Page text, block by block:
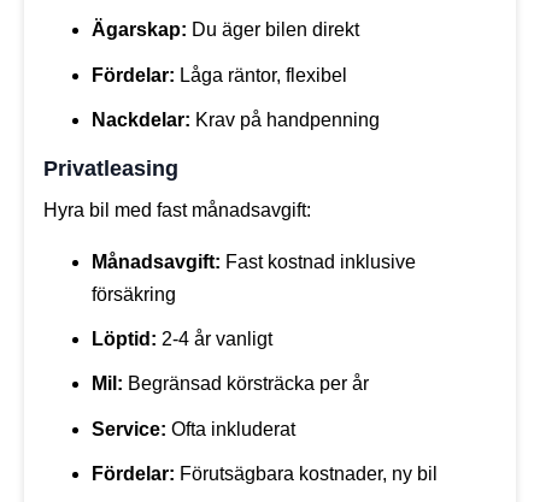
Ägarskap: Du äger bilen direkt
Fördelar: Låga räntor, flexibel
Nackdelar: Krav på handpenning
Privatleasing
Hyra bil med fast månadsavgift:
Månadsavgift: Fast kostnad inklusive
försäkring
Löptid: 2-4 år vanligt
Mil: Begränsad körsträcka per år
Service: Ofta inkluderat
Fördelar: Förutsägbara kostnader, ny bil